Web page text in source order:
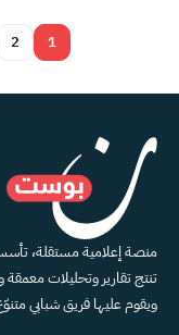
1
2
تنتج تقارير وتحليلات
ويقوم عليها فريق شبابي